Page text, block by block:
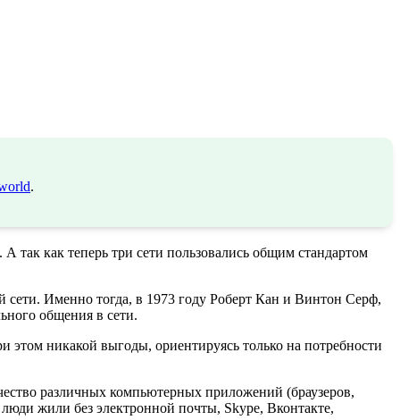
.
как теперь три сети пользовались общим стандартом
сети. Именно тогда, в 1973 году Роберт Кан и Винтон Серф,
общения в сети.
никакой выгоды, ориентируясь только на потребности
различных компьютерных приложений (браузеров,
жили без электронной почты, Skype, Вконтакте,